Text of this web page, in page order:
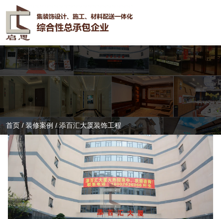
首页 /装修案例 /添百汇大厦装饰工程